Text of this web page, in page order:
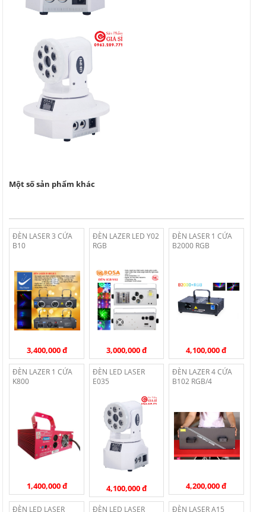
Một số sản phẩm khác
ĐÈN LASER 3 CỬA
B10
3,400,000 đ
ĐÈN LAZER LED Y02
RGB
3,000,000 đ
ĐÈN LASER 1 CỬA
B2000 RGB
4,100,000 đ
ĐÈN LAZER 1 CỬA
K800
1,400,000 đ
ĐÈN LED LASER
E035
4,100,000 đ
ĐÈN LAZER 4 CỬA
B102 RGB/4
4,200,000 đ
ĐÈN LED LASER
ĐÈN LED LASER
ĐÈN LASER A15